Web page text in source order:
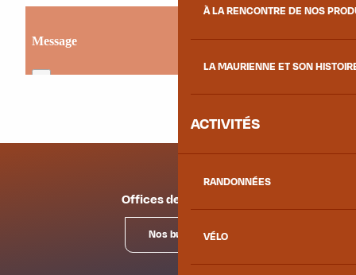
À LA RENCONTRE DE NOS
LA MAURIENNE ET SON
ACTIVITÉS
RANDONNÉES
VÉLO
Offices de tourisme
Nos bureaux